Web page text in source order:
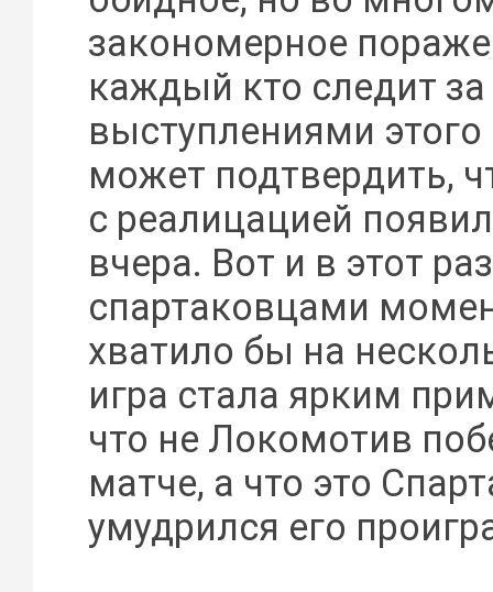
закономерное
каждый кто следит за
выступлениями
может подтвердить,
с реалицацией
вчера. Вот и в этот
спартаковцами
хватило бы на
игра стала ярким
что не Локомотив
матче, а что это
умудрился его